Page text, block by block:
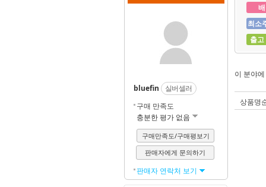
bluefin
실버셀러
구매 만족도
충분한 평가 없음
구매만족도/구매평보기
판매자에게 문의하기
판매자 연락처 보기
최소
출
이 분야에
상품명